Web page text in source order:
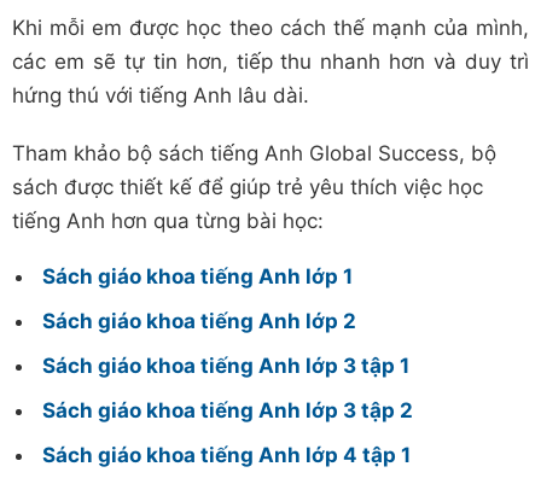
Khi mỗi em được học theo cách thế mạnh của mình,
các em sẽ tự tin hơn, tiếp thu nhanh hơn và duy trì
hứng thú với tiếng Anh lâu dài.
Tham khảo bộ sách tiếng Anh Global Success, bộ
sách được thiết kế để giúp trẻ yêu thích việc học
tiếng Anh hơn qua từng bài học:
Sách giáo khoa tiếng Anh lớp 1
Sách giáo khoa tiếng Anh lớp 2
Sách giáo khoa tiếng Anh lớp 3 tập 1
Sách giáo khoa tiếng Anh lớp 3 tập 2
Sách giáo khoa tiếng Anh lớp 4 tập 1